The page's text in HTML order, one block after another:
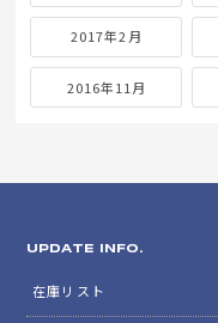
2017年2月
2016年11月
UPDATE INFO.
在庫リスト